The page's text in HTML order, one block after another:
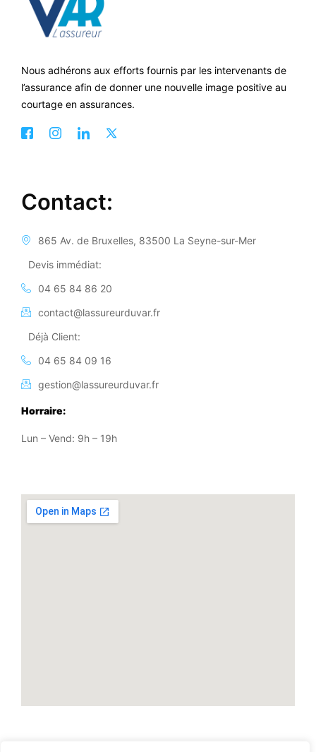
Nous adhérons aux efforts fournis par les intervenants de
l’assurance afin de donner une nouvelle image positive au
courtage en assurances.
Contact:
865 Av. de Bruxelles, 83500 La Seyne-sur-Mer
Devis immédiat:
04 65 84 86 20
contact@lassureurduvar.fr
Déjà Client:
04 65 84 09 16
gestion@lassureurduvar.fr
Horraire:
Lun – Vend: 9h – 19h